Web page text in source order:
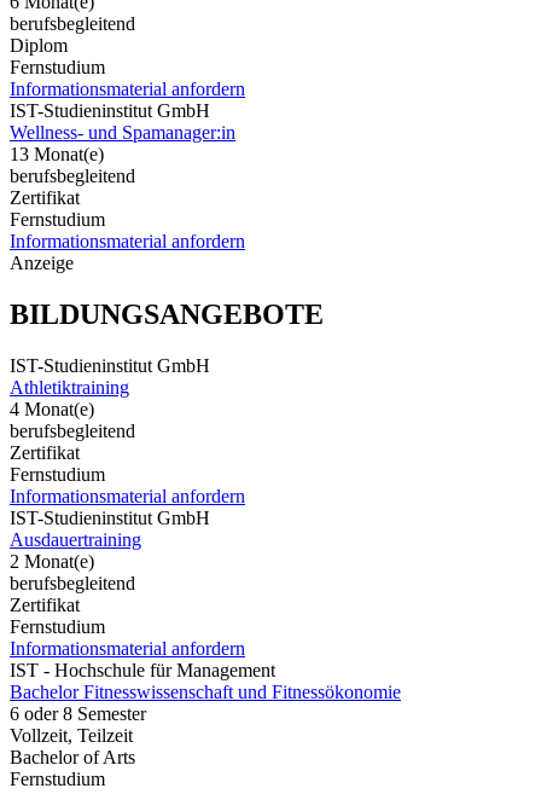
berufsbegleitend
Diplom
Fernstudium
Informationsmaterial anfordern
IST-Studieninstitut GmbH
Wellness- und Spamanager:in
13 Monat(e)
berufsbegleitend
Zertifikat
Fernstudium
Informationsmaterial anfordern
Anzeige
BILDUNGSANGEBOTE
IST-Studieninstitut GmbH
Athletiktraining
4 Monat(e)
berufsbegleitend
Zertifikat
Fernstudium
Informationsmaterial anfordern
IST-Studieninstitut GmbH
Ausdauertraining
2 Monat(e)
berufsbegleitend
Zertifikat
Fernstudium
Informationsmaterial anfordern
IST - Hochschule für Management
Bachelor Fitnesswissenschaft und Fitnessökonomie
6 oder 8 Semester
Vollzeit, Teilzeit
Bachelor of Arts
Fernstudium